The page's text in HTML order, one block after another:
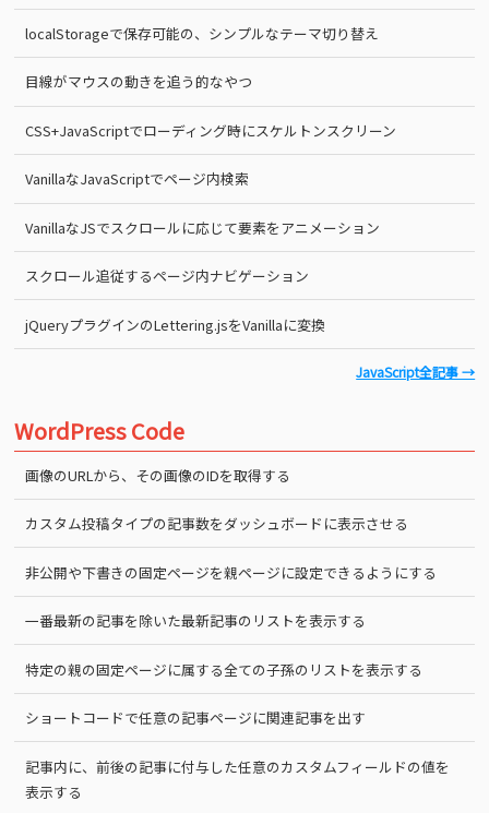
localStorageで保存可能の、シンプルなテーマ切り替え
目線がマウスの動きを追う的なやつ
CSS+JavaScriptでローディング時にスケルトンスクリーン
VanillaなJavaScriptでページ内検索
VanillaなJSでスクロールに応じて要素をアニメーション
スクロール追従するページ内ナビゲーション
jQueryプラグインのLettering.jsをVanillaに変換
JavaScript全記事 →
WordPress Code
画像のURLから、その画像のIDを取得する
カスタム投稿タイプの記事数をダッシュボードに表示させる
非公開や下書きの固定ページを親ページに設定できるようにする
一番最新の記事を除いた最新記事のリストを表示する
特定の親の固定ページに属する全ての子孫のリストを表示する
ショートコードで任意の記事ページに関連記事を出す
記事内に、前後の記事に付与した任意のカスタムフィールドの値を
表示する